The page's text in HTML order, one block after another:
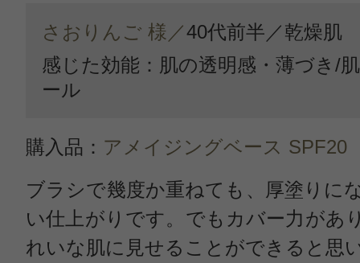
さおりんご 様／40代前半／乾燥肌
感じた効能：肌の透明感・薄づき/
ール
購入品： アメイジングベース SPF20
ブラシで幾度か重ねても、厚塗りに
い仕上がりです。でもカバー力があ
れいな肌に見せることができると思